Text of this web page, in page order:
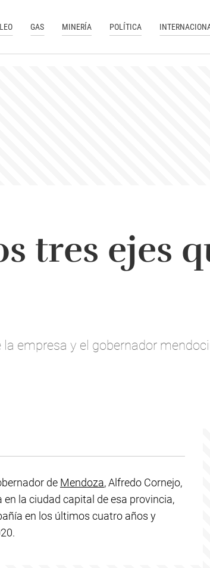
GAS MINERÍA POLÍTICA
tres ejes
empresa y el gobernador
de Mendoza, Alfredo Cornejo,
en la ciudad capital de esa provincia,
en los últimos cuatro años y